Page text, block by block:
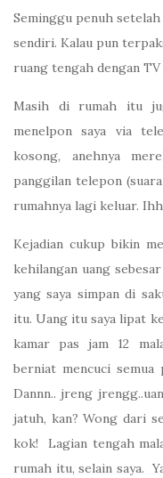
Seminggu penuh
sendiri. Kalau pun
ruang tengah dengan
Masih di rumah itu
menelpon saya via
kosong, anehnya
panggilan telepon
rumahnya lagi keluar.
Kejadian cukup bikin
kehilangan uang
yang saya simpan di
itu. Uang itu saya lipat
kamar pas jam 12
berniat mencuci
Dannn.. jreng
jatuh, kan? Wong dari
kok! Lagian tengah
rumah itu, selain saya.